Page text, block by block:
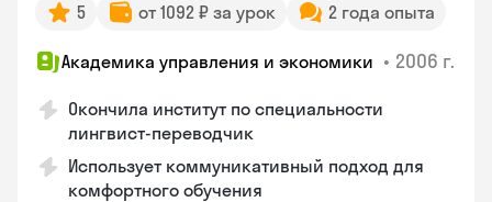
5 от 1092 ₽ за урок 2 года опыта
Академика управления и экономики • 2006 г.
Окончила институт по специальности
лингвист-переводчик
Использует коммуникативный подход для
комфортного обучения